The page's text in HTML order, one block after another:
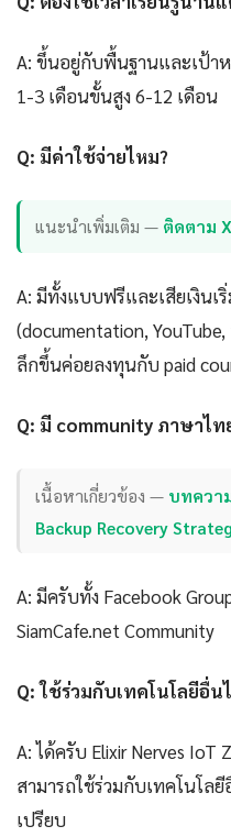
A: ขึ้นอยู่กับพื้นฐานและเป้า
1-3 เดือนขั้นสูง 6-12 เดือน
Q: มีค่าใช้จ่ายไหม?
แนะนำเพิ่มเติม — ติดตาม
A: มีทั้งแบบฟรีและเสียเงิน
(documentation,
ลึกขึ้นค่อยลงทุนกับ paid
Q: มี community ภาษาไท
เนื้อหาเกี่ยวข้อง — บทควา
Backup Recovery
A: มีครับทั้ง Facebook
SiamCafe.net Community
Q: ใช้ร่วมกับเทคโนโลยีอื่น
A: ได้ครับ Elixir Nerves IoT
สามารถใช้ร่วมกับเทคโนโลยี
เปรียบ